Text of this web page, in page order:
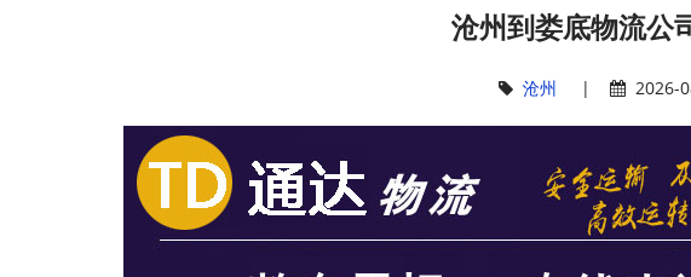
沧州到娄底物流公
沧州 | 2026-